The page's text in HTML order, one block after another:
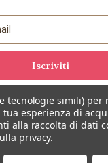
© 2026 USALEMANI
tecnologie simili) per
esperienza di
alla raccolta di dati
privacy.